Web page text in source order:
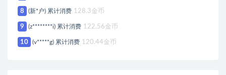
8 (新*户) 累计消费 128.3金币
9 (z********i) 累计消费 122.56金币
10 (v*****g) 累计消费 120.44金币